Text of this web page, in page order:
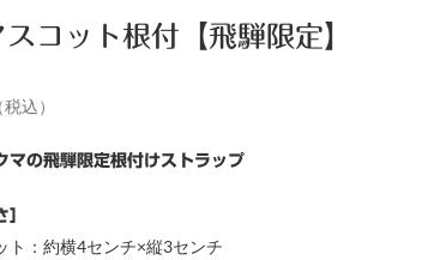
コット根付【飛騨限定】
税込）
マの飛騨限定根付けストラップ
］
ト：約横4センチ×縦3センチ